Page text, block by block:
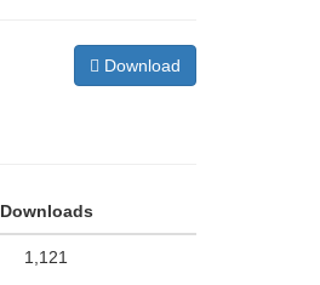
Download
Downloads
1,121